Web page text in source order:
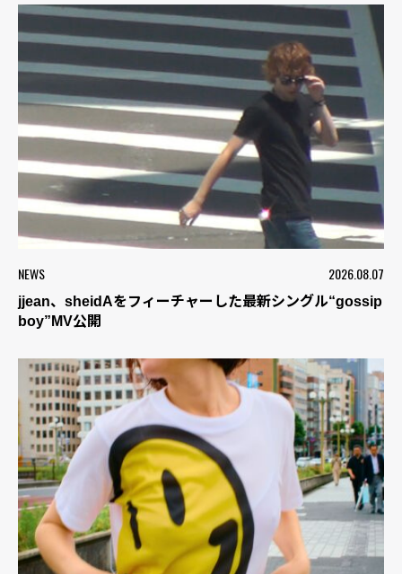
NEWS 2026.08.07
jjean、sheidAをフィーチャーした最新シングル“gossip
boy”MV公開